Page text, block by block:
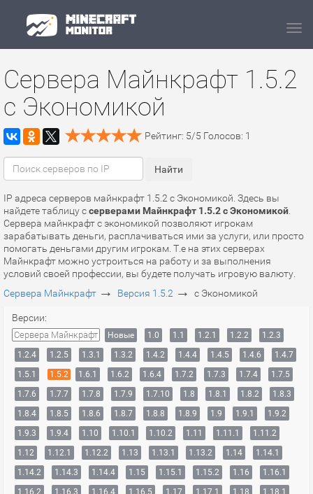
Сервера Майнкрафт 1.5.2
с Экономикой
Рейтинг: 5/5 Голосов: 1
IP адреса серверов майнкрафт 1.5.2 с Экономикой. Здесь вы
найдете таблицу ссерверами Майнкрафт 1.5.2 с Экономикой
Сервера майнкрафт с экономикой позволяют игрокам
зарабатывать деньги, расплачиваться ими за услуги, или просто
помогать деньгами другим игрокам. Т.е на этих серверах
Майнкрафт можно устроиться на работу и за выполнения
условий своей профессии, вы будете получать игровую валюту.
Сервера Майнкрафт → Версия 1.5.2 → с Экономикой
Версии:
Сервера Майнкрафт Новые 1.0 1.1 1.2.1 1.2.2
1.2.3
1.2.4
1.2.5 1.3.1 1.3.2 1.4.2 1.4.4 1.4.5 1.4.6
1.4.7
1.5.1
1.5.2 1.6.1 1.6.2 1.6.4 1.7.2 1.7.3 1.7.4
1.7.5
1.7.6
1.7.7 1.7.8 1.7.9 1.7.10 1.8 1.8.1 1.8.2
1.8.3
1.8.4
1.8.5 1.8.6 1.8.7 1.8.8 1.8.9 1.9 1.9.1
1.9.2
1.9.3
1.9.4 1.10 1.10.1 1.10.2 1.11 1.11.1
1.11.2
1.12
1.12.1 1.12.2 1.13 1.13.1 1.13.2 1.14
1.14.1
1.14.2
1.14.3 1.14.4 1.15 1.15.1 1.15.2 1.16
1.16.1
1.16.2
1.16.3 1.16.4 1.16.5 1.17 1.17.1 1.18
1.18.1